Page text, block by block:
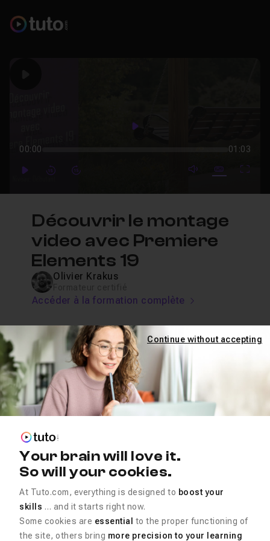
Play
00:00 01:03
PlayForwardForward mute video
Subtitles
Découvrir le montage
video avec Premiere
Elements 19
Olivier Krakus
Accéder à la formation complète